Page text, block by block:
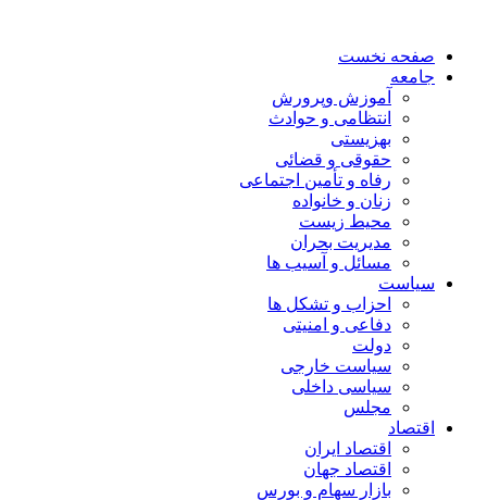
صفحه نخست
جامعه
آموزش وپرورش
انتظامی و حوادث
بهزیستی
حقوقی و قضائی
رفاه و تأمین اجتماعی
زنان و خانواده
محیط زیست
مدیریت بحران
مسائل و آسیب ها
سیاست
احزاب و تشکل ها
دفاعی و امنیتی
دولت
سیاست خارجی
سیاسی داخلی
مجلس
اقتصاد
اقتصاد ایران
اقتصاد جهان
بازار سهام و بورس